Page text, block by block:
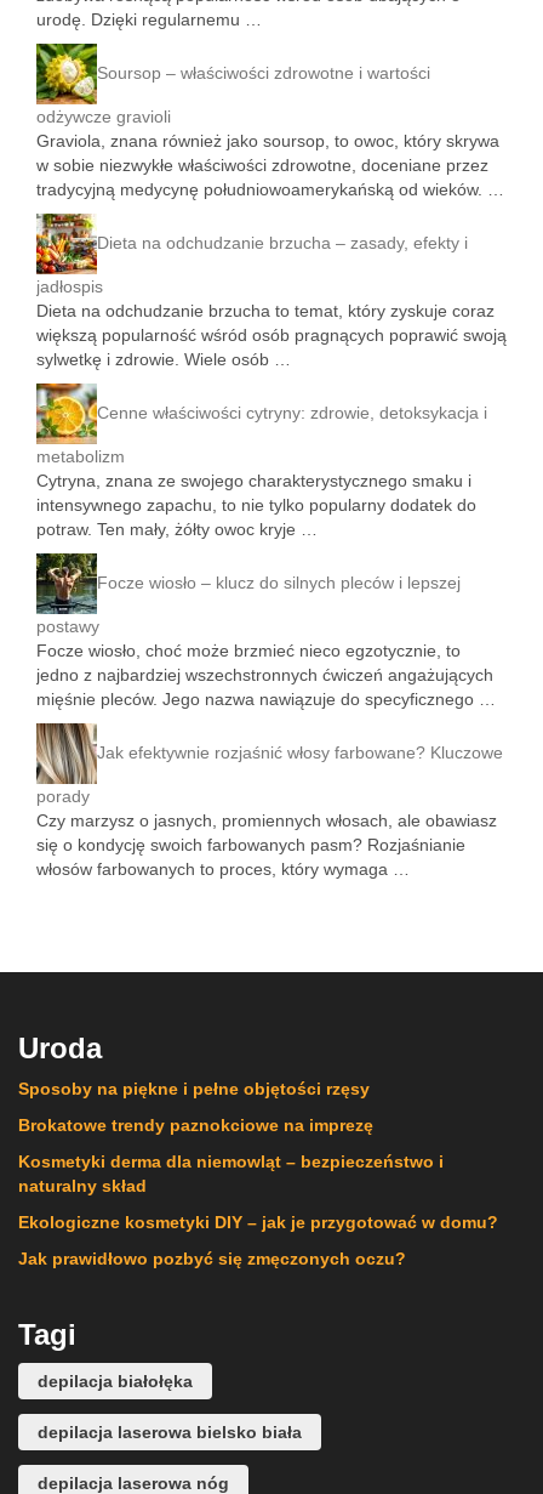
urodę. Dzięki regularnemu …
Soursop – właściwości zdrowotne i wartości
odżywcze gravioli
Graviola, znana również jako soursop, to owoc, który skrywa
w sobie niezwykłe właściwości zdrowotne, doceniane przez
tradycyjną medycynę południowoamerykańską od wieków. …
Dieta na odchudzanie brzucha – zasady, efekty i
jadłospis
Dieta na odchudzanie brzucha to temat, który zyskuje coraz
większą popularność wśród osób pragnących poprawić swoją
sylwetkę i zdrowie. Wiele osób …
Cenne właściwości cytryny: zdrowie, detoksykacja i
metabolizm
Cytryna, znana ze swojego charakterystycznego smaku i
intensywnego zapachu, to nie tylko popularny dodatek do
potraw. Ten mały, żółty owoc kryje …
Focze wiosło – klucz do silnych pleców i lepszej
postawy
Focze wiosło, choć może brzmieć nieco egzotycznie, to
jedno z najbardziej wszechstronnych ćwiczeń angażujących
mięśnie pleców. Jego nazwa nawiązuje do specyficznego …
Jak efektywnie rozjaśnić włosy farbowane? Kluczowe
porady
Czy marzysz o jasnych, promiennych włosach, ale obawiasz
się o kondycję swoich farbowanych pasm? Rozjaśnianie
włosów farbowanych to proces, który wymaga …
Uroda
Sposoby na piękne i pełne objętości rzęsy
Brokatowe trendy paznokciowe na imprezę
Kosmetyki derma dla niemowląt – bezpieczeństwo i
naturalny skład
Ekologiczne kosmetyki DIY – jak je przygotować w domu?
Jak prawidłowo pozbyć się zmęczonych oczu?
Tagi
depilacja białołęka
depilacja laserowa bielsko biała
depilacja laserowa nóg